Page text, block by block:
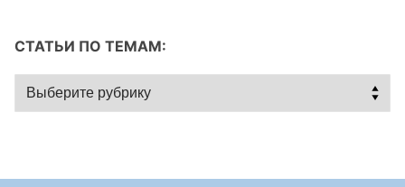
СТАТЬИ ПО ТЕМАМ:
Статьи
по